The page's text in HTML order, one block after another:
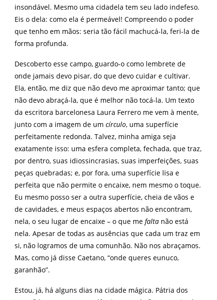
insondável. Mesmo uma cidadela tem seu lado indefeso.
Eis o dela: como ela é permeável! Compreendo o poder
que tenho em mãos: seria tão fácil machucá-la, feri-la de
forma profunda.
Descoberto esse campo, guardo-o como lembrete de
onde jamais devo pisar, do que devo cuidar e cultivar.
Ela, então, me diz que não devo me aproximar tanto; que
não devo abraçá-la, que é melhor não tocá-la. Um texto
da escritora barcelonesa Laura Ferrero me vem à mente,
junto com a imagem de um círculo, uma superfície
perfeitamente redonda. Talvez, minha amiga seja
exatamente isso: uma esfera completa, fechada, que traz,
por dentro, suas idiossincrasias, suas imperfeições, suas
peças quebradas; e, por fora, uma superfície lisa e
perfeita que não permite o encaixe, nem mesmo o toque.
Eu mesmo posso ser a outra superfície, cheia de vãos e
de cavidades, e meus espaços abertos não encontram,
nela, o seu lugar de encaixe – o que me falta não está
nela. Apesar de todas as ausências que cada um traz em
si, não logramos de uma comunhão. Não nos abraçamos.
Mas, como já disse Caetano, “onde queres eunuco,
garanhão”.
Estou, já, há alguns dias na cidade mágica. Pátria dos